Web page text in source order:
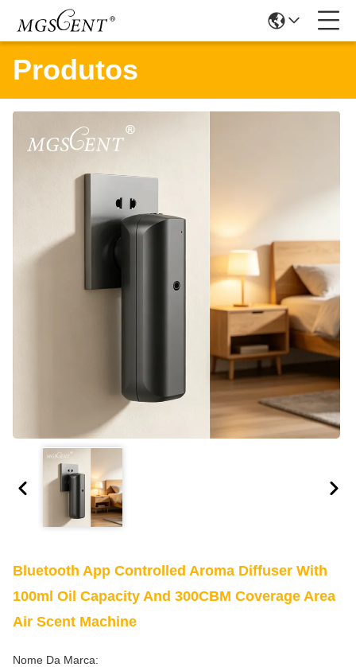
Produtos
Bluetooth App Controlled Aroma Diffuser With
100ml Oil Capacity And 300CBM Coverage Area
Air Scent Machine
Nome Da Marca: